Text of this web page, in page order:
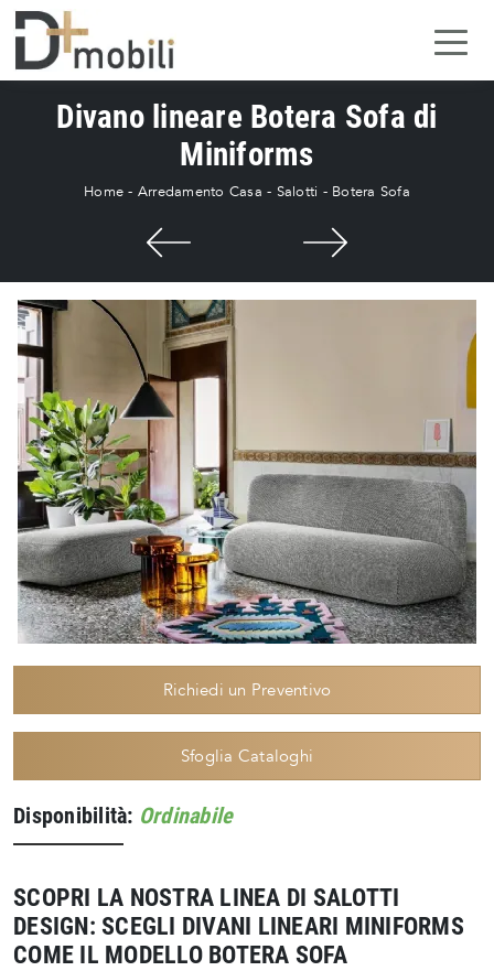
Divano lineare Botera Sofa di
Miniforms
Home - Arredamento Casa - Salotti - Botera Sofa
Richiedi un Preventivo
Sfoglia Cataloghi
Disponibilità: Ordinabile
SCOPRI LA NOSTRA LINEA DI SALOTTI
DESIGN: SCEGLI DIVANI LINEARI MINIFORMS
COME IL MODELLO BOTERA SOFA